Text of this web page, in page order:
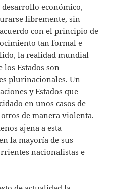
económico,
libremente, sin
con el principio de
tan formal e
la realidad mundial
los Estados son
plurinacionales. Un
y Estados que
en unos casos de
de manera violenta.
ajena a esta
la mayoría de sus
nacionalistas e